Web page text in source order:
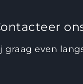
even